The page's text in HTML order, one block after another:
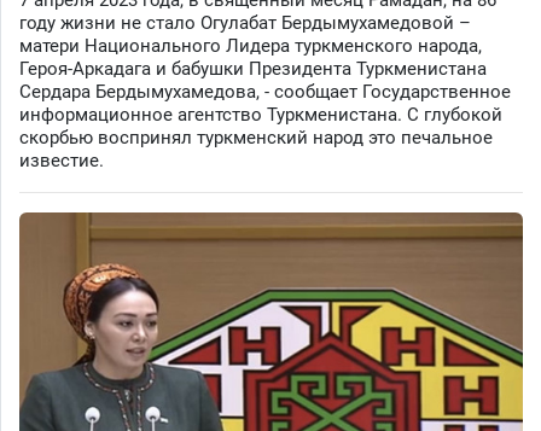
году жизни не стало Огулабат Бердымухамедовой –
матери Национального Лидера туркменского народа,
Героя-Аркадага и бабушки Президента Туркменистана
Сердара Бердымухамедова, - сообщает Государственное
информационное агентство Туркменистана. С глубокой
скорбью воспринял туркменский народ это печальное
известие.